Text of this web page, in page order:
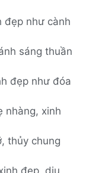
đẹp như cành
sáng thuần
đẹp như đóa
nhàng, xinh
thủy chung